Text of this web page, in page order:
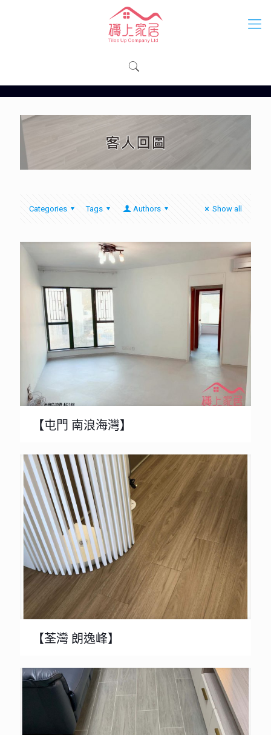
Categories Tags Authors Show all
【屯門 南浪海灣】
【荃灣 朗逸峰】